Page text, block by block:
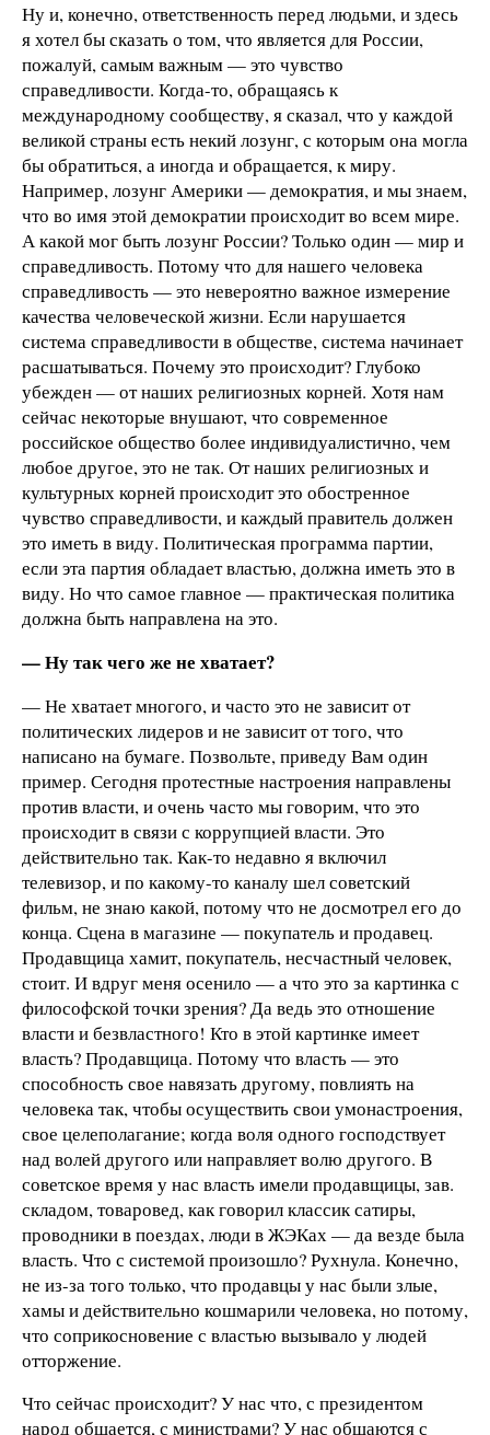
Ну и, конечно, ответственность перед людьми, и здесь
я хотел бы сказать о том, что является для России,
пожалуй, самым важным — это чувство
справедливости. Когда-то, обращаясь к
международному сообществу, я сказал, что у каждой
великой страны есть некий лозунг, с которым она могла
бы обратиться, а иногда и обращается, к миру.
Например, лозунг Америки — демократия, и мы знаем,
что во имя этой демократии происходит во всем мире.
А какой мог быть лозунг России? Только один — мир и
справедливость. Потому что для нашего человека
справедливость — это невероятно важное измерение
качества человеческой жизни. Если нарушается
система справедливости в обществе, система начинает
расшатываться. Почему это происходит? Глубоко
убежден — от наших религиозных корней. Хотя нам
сейчас некоторые внушают, что современное
российское общество более индивидуалистично, чем
любое другое, это не так. От наших религиозных и
культурных корней происходит это обостренное
чувство справедливости, и каждый правитель должен
это иметь в виду. Политическая программа партии,
если эта партия обладает властью, должна иметь это в
виду. Но что самое главное — практическая политика
должна быть направлена на это.
— Ну так чего же не хватает?
— Не хватает многого, и часто это не зависит от
политических лидеров и не зависит от того, что
написано на бумаге. Позвольте, приведу Вам один
пример. Сегодня протестные настроения направлены
против власти, и очень часто мы говорим, что это
происходит в связи с коррупцией власти. Это
действительно так. Как-то недавно я включил
телевизор, и по какому-то каналу шел советский
фильм, не знаю какой, потому что не досмотрел его до
конца. Сцена в магазине — покупатель и продавец.
Продавщица хамит, покупатель, несчастный человек,
стоит. И вдруг меня осенило — а что это за картинка с
философской точки зрения? Да ведь это отношение
власти и безвластного! Кто в этой картинке имеет
власть? Продавщица. Потому что власть — это
способность свое навязать другому, повлиять на
человека так, чтобы осуществить свои умонастроения,
свое целеполагание; когда воля одного господствует
над волей другого или направляет волю другого. В
советское время у нас власть имели продавщицы, зав.
складом, товаровед, как говорил классик сатиры,
проводники в поездах, люди в ЖЭКах — да везде была
власть. Что с системой произошло? Рухнула. Конечно,
не из-за того только, что продавцы у нас были злые,
хамы и действительно кошмарили человека, но потому,
что соприкосновение с властью вызывало у людей
отторжение.
Что сейчас происходит? У нас что, с президентом
народ общается, с министрами? У нас общаются с